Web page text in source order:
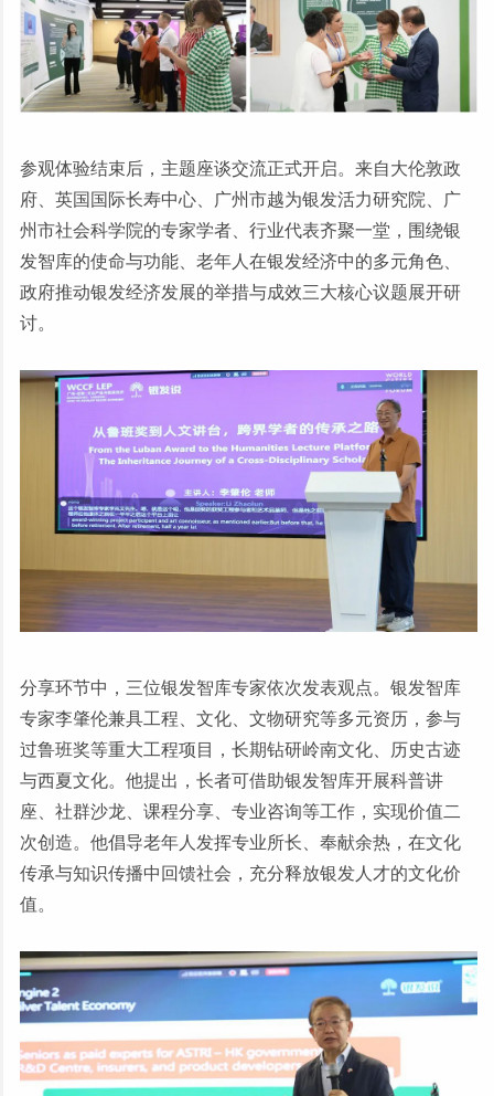
参观体验结束后，主题座谈交流正式开启。来自大伦敦政
府、英国国际长寿中心、广州市越为银发活力研究院、广
州市社会科学院的专家学者、行业代表齐聚一堂，围绕银
发智库的使命与功能、老年人在银发经济中的多元角色、
政府推动银发经济发展的举措与成效三大核心议题展开研
讨。
分享环节中，三位银发智库专家依次发表观点。银发智库
专家李肇伦兼具工程、文化、文物研究等多元资历，参与
过鲁班奖等重大工程项目，长期钻研岭南文化、历史古迹
与西夏文化。他提出，长者可借助银发智库开展科普讲
座、社群沙龙、课程分享、专业咨询等工作，实现价值二
次创造。他倡导老年人发挥专业所长、奉献余热，在文化
传承与知识传播中回馈社会，充分释放银发人才的文化价
值。